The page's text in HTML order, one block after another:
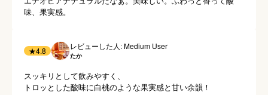
味、果実感。
★4.8 レビューした人: Medium User
たか
スッキリとして飲みやすく、
トロッとした酸味に白桃のような果実感と甘い余韻！